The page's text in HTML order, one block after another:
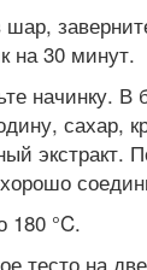
на 30 минут.
начинку.
сахар,
экстракт.
180 °C.
тесто на